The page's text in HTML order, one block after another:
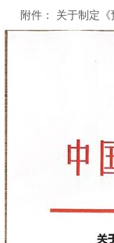
附件： 关于制定《预